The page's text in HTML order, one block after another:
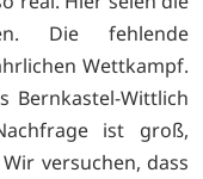
Die fehlende
Wettkampf.
Bernkastel-Wittlich
ist groß,
versuchen, dass